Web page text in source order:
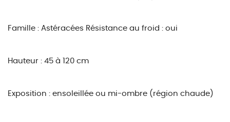
Famille : Astéracées Résistance au froid : oui
Hauteur : 45 à 120 cm
Exposition : ensoleillée ou mi-ombre (région chaude)